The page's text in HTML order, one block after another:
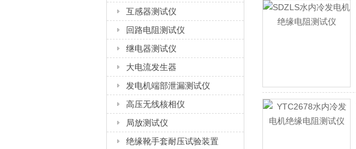
互感器测试仪
回路电阻测试仪
继电器测试仪
大电流发生器
发电机端部泄漏测试仪
高压无线核相仪
局放测试仪
绝缘靴手套耐压试验装置